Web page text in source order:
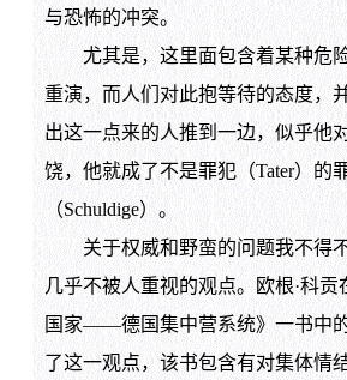
与恐怖的冲突。
尤其是，这里面包含着某种危
重演，而人们对此抱等待的态度，
出这一点来的人推到一边，似乎他
饶，他就成了不是罪犯（Tater）的
（Schuldige）。
关于权威和野蛮的问题我不得
几乎不被人重视的观点。欧根·科贡
国家——德国集中营系统》一书中
了这一观点，该书包含有对集体情